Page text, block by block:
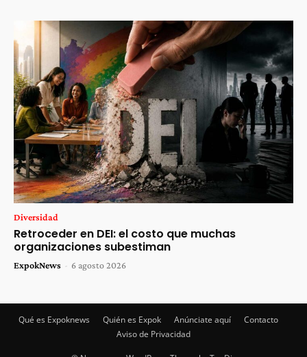
Diversidad
Retroceder en DEI: el costo que muchas
organizaciones subestiman
ExpokNews - 6 agosto 2026
Qué es Expoknews Quién es Expok Anúnciate aquí
Contacto
Aviso de Privacidad